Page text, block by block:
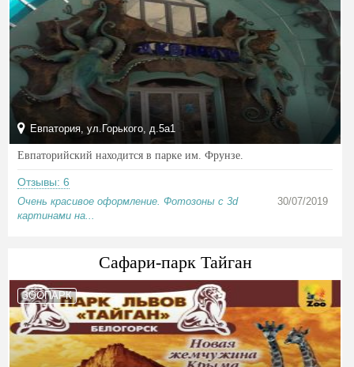
Евпатория, ул.Горького, д.5а1
Евпаторийский находится в парке им. Фрунзе.
Отзывы: 6
Очень красивое оформление. Фотозоны с 3d
картинами на...
30/07/2019
Сафари-парк Тайган
ЗООПАРК